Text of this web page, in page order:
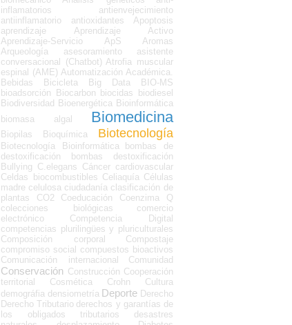
inflamatorios
antienvejecimiento
antiinflamatorio
antioxidantes
Apoptosis
aprendizaje
Aprendizaje Activo
Aprendizaje-Servicio
ApS
Aromas
Arqueología
asesoramiento
asistente
conversacional (Chatbot) Atrofia muscular
espinal (AME) Automatización Académica.
Bebidas
Bicicleta Big Data
BIO-MS
bioadsorción
Biocarbon biocidas
biodiesel
Biodiversidad
Bioenergética Bioinformática
biomasa algal
Biomedicina
Biopilas Bioquímica Biotecnología
Biotecnología Bioinformática
bombas de
destoxificación
bombas destoxificación
Bullying C.elegans Cáncer cardiovascular
Celdas biocombustibles Celiaquía Células
madre celulosa ciudadanía clasificación de
plantas
CO2 Coeducación
Coenzima Q
colecciones biológicas
comercio
electrónico
Competencia Digital
competencias plurilingües y pluriculturales
Composición corporal
Compostaje
compromiso social compuestos bioactivos
Comunicación internacional
Comunidad
Conservación Construcción Cooperación
territorial
Cosmética Crohn
Cultura
demográfia densiometría Deporte Derecho
Derecho Tributario derechos y garantías de
los obligados tributarios
desastres